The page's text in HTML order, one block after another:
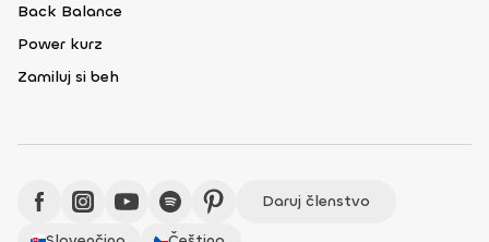
Back Balance
Power kurz
Zamiluj si beh
Daruj členstvo